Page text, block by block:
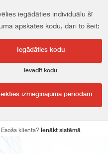
iegādāties individuālu šī
apskates kodu, dari to šeit:
Iegādāties kodu
Ievadīt kodu
izmēģinājuma periodam
Esošs klients? Ienākt sistēmā